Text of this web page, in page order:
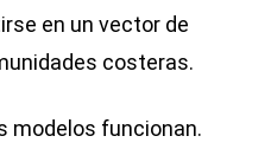
en un vector de
costeras.
modelos funcionan.